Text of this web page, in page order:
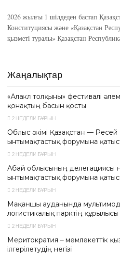
2026 жылғы 1 шілдеден бастап
Конституциясы және «Қазақстан
қызметі туралы» Қазақстан
Жаңалықтар
«Алакөл толқыны» фестивалі
қонақтың басын қосты
2 НЕДЕЛИ БҰРЫН
Облыс әкімі Қазақстан — Ресей
ынтымақтастық форумына
2 НЕДЕЛИ БҰРЫН
Абай облысының делегациясы
ынтымақтастық форумына
2 НЕДЕЛИ БҰРЫН
Мақаншы ауданында
логистикалық парктің
2 НЕДЕЛИ БҰРЫН
Меритократия – мемлекеттік
ілгерілетудің негізі